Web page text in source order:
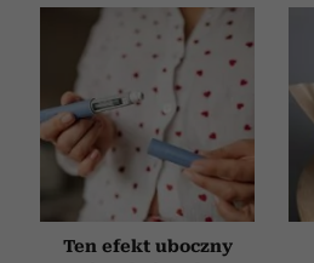
Ten efekt uboczny